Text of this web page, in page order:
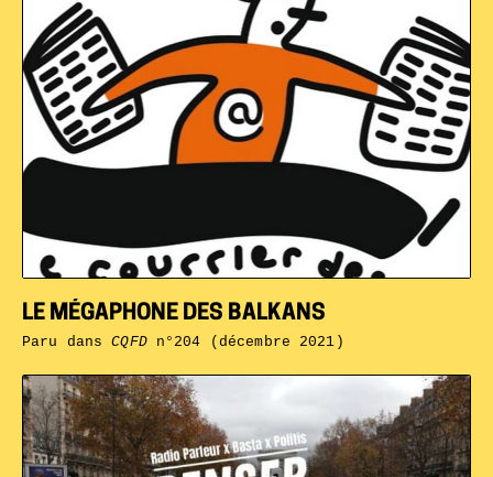
LE MÉGAPHONE DES BALKANS
Paru dansCQFDn°204 (décembre 2021)